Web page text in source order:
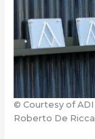
© Courtesy of
Roberto De